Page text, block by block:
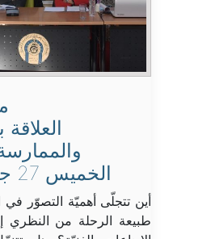
الخميس 27 جانفي 2022
أين تتجلّى أهميّة التصوّر في
طبيعة الرحلة من النظري